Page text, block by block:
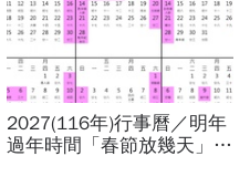
2027(116年)行事曆／明年
過年時間「春節放幾天」、